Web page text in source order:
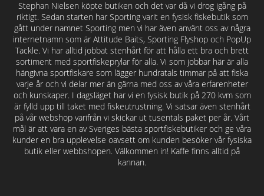
Stephan Nielsen köpte butiken och det var då vi drog igång på
riktigt. Sedan starten har Sporting varit en fysisk fiskebutik som
gått under namnet Sporting men vi har även använt oss av några
internetnamn som är Attitude Baits, Sporting Flyshop och PopUp
Tackle. Vi har alltid jobbat stenhårt för att hålla ett bra och brett
sortiment med sportfiskeprylar för alla. Vi som jobbar här är alla
hängivna sportfiskare som lägger hundratals timmar på att fiska
varje år och vi delar mer än gärna med oss av våra erfarenheter
och kunskaper. I dagsläget har vi en fysisk butik på 270 kvm som
är fylld upp till taket med fiskeutrustning. Vi satsar även stenhårt
på vår webshop varifrån vi skickar ut tusentals paket per år. Vårt
mål är att vara en av Sveriges bästa sportfiskebutiker och ge våra
kunder en bra upplevelse oavsett om kunden besöker vår fysiska
butik eller webbshopen. Välkommen in! Kaffe finns alltid på
kannan.